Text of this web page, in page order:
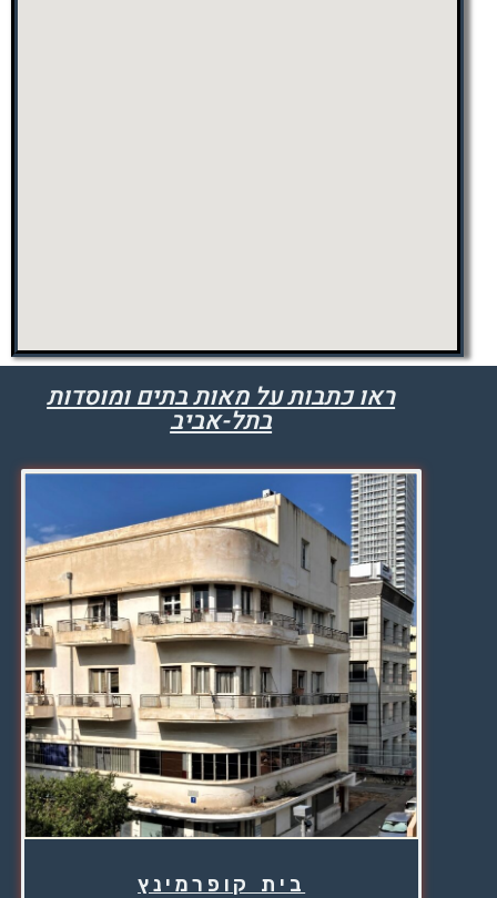
ראו כתבות על מאות בתים ומוסדות
בתל-אביב
בית קופרמינץ